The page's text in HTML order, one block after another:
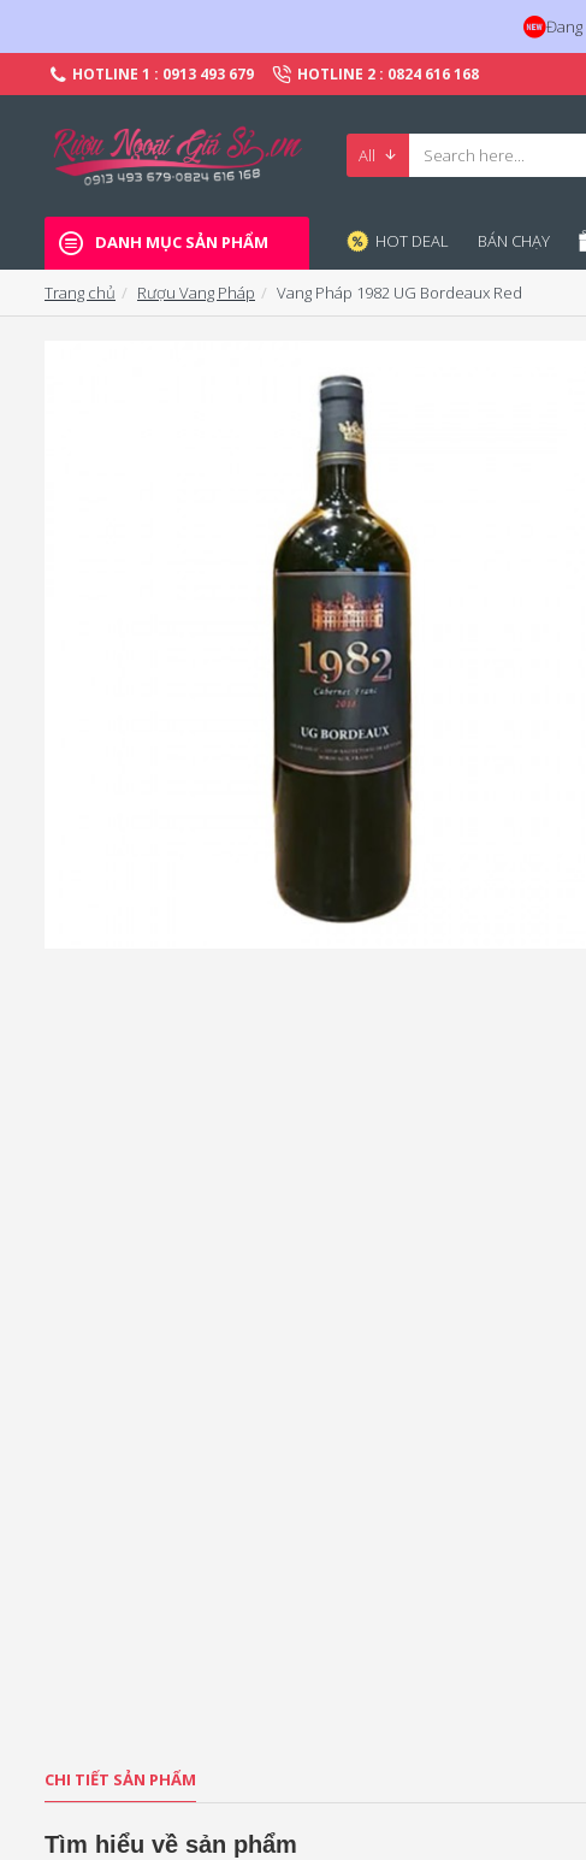
Đang
HOTLINE 1 : 0913 493 679 HOTLINE 2 : 0824 616 168
All
DANH MỤC SẢN PHẨM HOT DEAL BÁN CHẠY
Trang chủ Rượu Vang Pháp Vang Pháp 1982 UG Bordeaux Red
CHI TIẾT SẢN PHẨM
Tìm hiểu về sản phẩm